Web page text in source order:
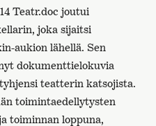
Teatr.doc joutui
joka sijaitsi
aukion lähellä. Sen
dokumenttielokuvia
teatterin katsojista.
toimintaedellytysten
toiminnan loppuna,